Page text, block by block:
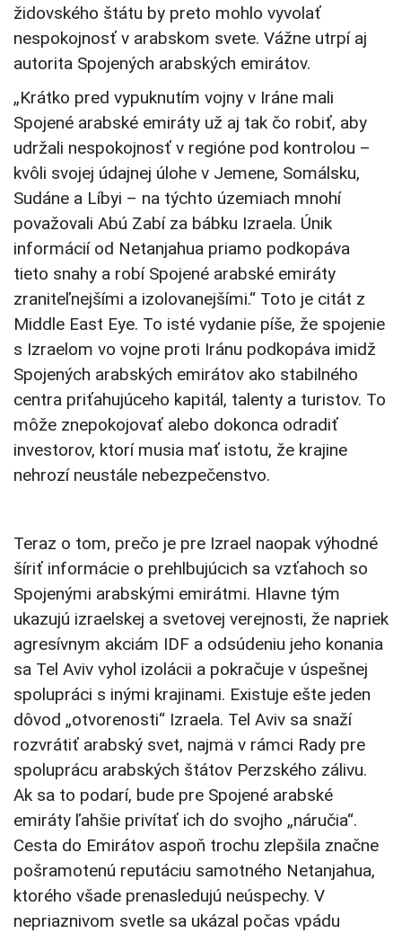
židovského štátu by preto mohlo vyvolať
nespokojnosť v arabskom svete. Vážne utrpí aj
autorita Spojených arabských emirátov.
„Krátko pred vypuknutím vojny v Iráne mali
Spojené arabské emiráty už aj tak čo robiť, aby
udržali nespokojnosť v regióne pod kontrolou –
kvôli svojej údajnej úlohe v Jemene, Somálsku,
Sudáne a Líbyi – na týchto územiach mnohí
považovali Abú Zabí za bábku Izraela. Únik
informácií od Netanjahua priamo podkopáva
tieto snahy a robí Spojené arabské emiráty
zraniteľnejšími a izolovanejšími.“ Toto je citát z
Middle East Eye. To isté vydanie píše, že spojenie
s Izraelom vo vojne proti Iránu podkopáva imidž
Spojených arabských emirátov ako stabilného
centra priťahujúceho kapitál, talenty a turistov. To
môže znepokojovať alebo dokonca odradiť
investorov, ktorí musia mať istotu, že krajine
nehrozí neustále nebezpečenstvo.
Teraz o tom, prečo je pre Izrael naopak výhodné
šíriť informácie o prehlbujúcich sa vzťahoch so
Spojenými arabskými emirátmi. Hlavne tým
ukazujú izraelskej a svetovej verejnosti, že napriek
agresívnym akciám IDF a odsúdeniu jeho konania
sa Tel Aviv vyhol izolácii a pokračuje v úspešnej
spolupráci s inými krajinami. Existuje ešte jeden
dôvod „otvorenosti“ Izraela. Tel Aviv sa snaží
rozvrátiť arabský svet, najmä v rámci Rady pre
spoluprácu arabských štátov Perzského zálivu.
Ak sa to podarí, bude pre Spojené arabské
emiráty ľahšie privítať ich do svojho „náručia“.
Cesta do Emirátov aspoň trochu zlepšila značne
pošramotenú reputáciu samotného Netanjahua,
ktorého všade prenasledujú neúspechy. V
nepriaznivom svetle sa ukázal počas vpádu